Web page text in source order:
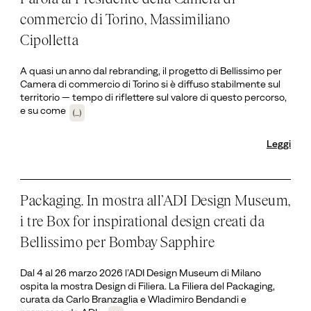
commercio di Torino, Massimiliano
Cipolletta
A quasi un anno dal rebranding, il progetto di Bellissimo per
Camera di commercio di Torino si è diffuso stabilmente sul
territorio — tempo di riflettere sul valore di questo percorso,
e su come
(...)
Leggi
Packaging. In mostra all’ADI Design Museum,
i tre Box for inspirational design creati da
Bellissimo per Bombay Sapphire
Dal 4 al 26 marzo 2026 l’ADI Design Museum di Milano
ospita la mostra Design di Filiera. La Filiera del Packaging,
curata da Carlo Branzaglia e Wladimiro Bendandi e